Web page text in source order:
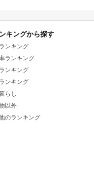
キングから探す
ンキング
ランキング
ンキング
ンキング
らし
以外
のランキング